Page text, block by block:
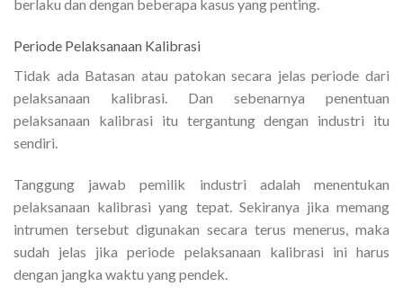
berlaku dan dengan beberapa kasus yang penting.
Periode Pelaksanaan Kalibrasi
Tidak ada Batasan atau patokan secara jelas periode dari
pelaksanaan kalibrasi. Dan sebenarnya penentuan
pelaksanaan kalibrasi itu tergantung dengan industri itu
sendiri.
Tanggung jawab pemilik industri adalah menentukan
pelaksanaan kalibrasi yang tepat. Sekiranya jika memang
intrumen tersebut digunakan secara terus menerus, maka
sudah jelas jika periode pelaksanaan kalibrasi ini harus
dengan jangka waktu yang pendek.